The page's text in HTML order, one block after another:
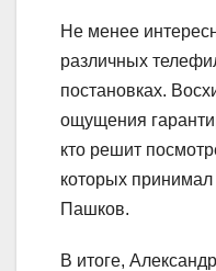
Не менее
различных
постановках.
ощущения
кто решит
которых
Пашков.
В итоге,